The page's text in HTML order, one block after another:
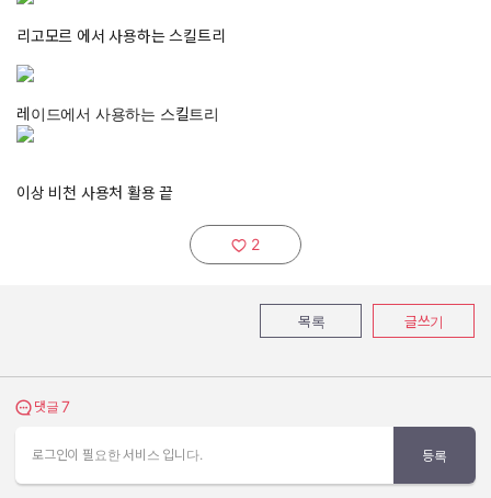
리고모르 에서 사용하는 스킬트리
레이드에서 사용하는 스킬트리
이상 비천 사용처 활용 끝
추천하기:
2
목록 글쓰기
댓글 보기
댓글 7
로그인이 필요한 서비스 입니다. 등록